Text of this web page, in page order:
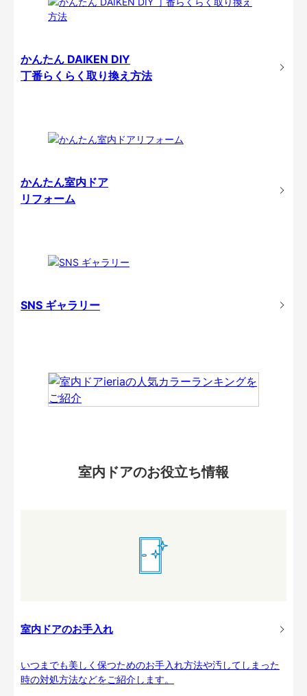
かんたん DAIKEN DIY
丁番らくらく取り換え方法
かんたん室内ドア
リフォーム
SNS ギャラリー
室内ドアのお役立ち情報
室内ドアのお手入れ
いつまでも美しく保つためのお手入れ方法や汚してしまった
時の対処方法などをご紹介します。